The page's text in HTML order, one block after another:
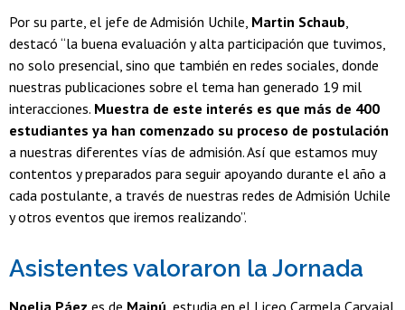
Por su parte, el jefe de Admisión Uchile, Martin Schaub,
destacó “la buena evaluación y alta participación que tuvimos,
no solo presencial, sino que también en redes sociales, donde
nuestras publicaciones sobre el tema han generado 19 mil
interacciones. Muestra de este interés es que más de 400
estudiantes ya han comenzado su proceso de postulación
a nuestras diferentes vías de admisión. Así que estamos muy
contentos y preparados para seguir apoyando durante el año a
cada postulante, a través de nuestras redes de Admisión Uchile
y otros eventos que iremos realizando”.
Asistentes valoraron la Jornada